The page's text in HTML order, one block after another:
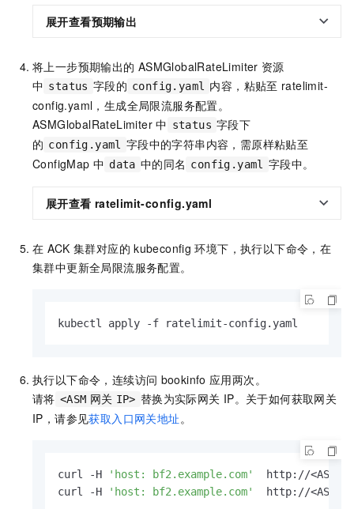
展开查看预期输出
将上一步预期输出的 ASMGlobalRateLimiter 资源
中 status 字段的 config.yaml 内容，粘贴至 ratelimit-
config.yaml，生成全局限流服务配置。
ASMGlobalRateLimiter 中 status 字段下
的 config.yaml
字段中的字符串内容，需原样粘贴至
ConfigMap 中 data 中的同名 config.yaml 字段中。
展开查看 ratelimit-config.yaml
在 ACK 集群对应的 kubeconfig 环境下，执行以下命令，在
集群中更新全局限流服务配置。
kubectl apply -f ratelimit-config.yaml
执行以下命令，连续访问 bookinfo 应用两次。
请将 <ASM 网关 IP> 替换为实际网关 IP。关于如何获取网关
IP，请参见获取入口网关地址 。
curl -H 'host: bf2.example.com'
http://<ASM网
curl -H
'host: bf2.example.com'
http://<ASM网